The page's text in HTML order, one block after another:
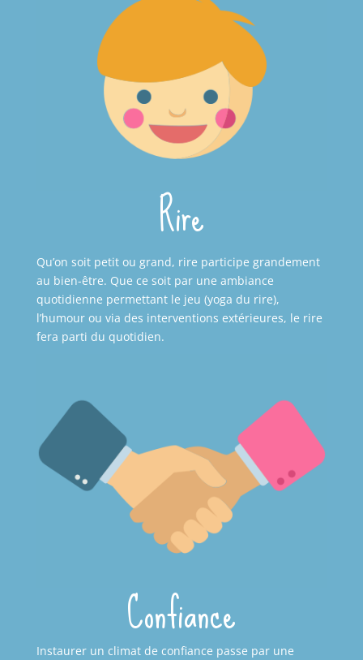
Rire
Qu’on soit petit ou grand, rire participe grandement
au bien-être. Que ce soit par une ambiance
quotidienne permettant le jeu (yoga du rire),
l’humour ou via des interventions extérieures, le rire
fera parti du quotidien.
Confiance
Instaurer un climat de confiance passe par une